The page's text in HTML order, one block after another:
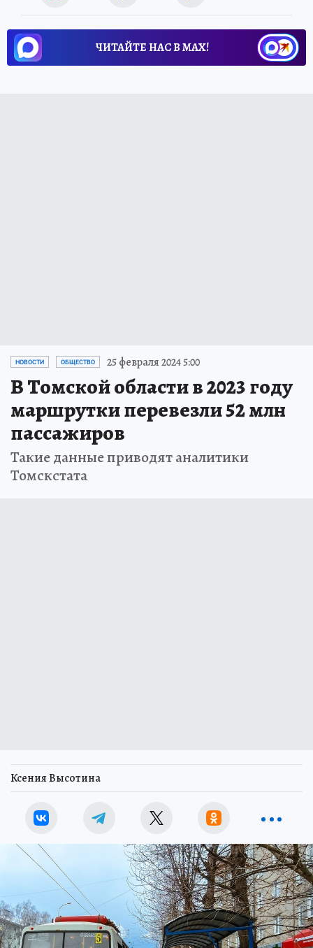
ЧИТАЙТЕ НАС В МАХ!
НОВОСТИ ОБЩЕСТВО 25 февраля 2024 5:00
В Томской области в 2023 году
маршрутки перевезли 52 млн
пассажиров
Такие данные приводят аналитики
Томскстата
Ксения Высотина